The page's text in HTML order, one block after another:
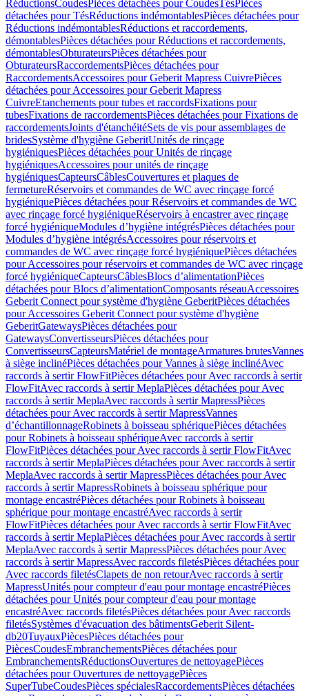
RéductionsCoudesPièces détachées pour CoudesTésPièces
détachées pour TésRéductions indémontablesPièces détachées pour
Réductions indémontablesRéductions et raccordements,
démontablesPièces détachées pour Réductions et raccordements,
démontablesObturateursPièces détachées pour
ObturateursRaccordementsPièces détachées pour
RaccordementsAccessoires pour Geberit Mapress CuivrePièces
détachées pour Accessoires pour Geberit Mapress
CuivreEtanchements pour tubes et raccordsFixations pour
tubesFixations de raccordementsPièces détachées pour Fixations de
raccordementsJoints d'étanchéitéSets de vis pour assemblages de
bridesSystème d'hygiène GeberitUnités de rinçage
hygiéniquesPièces détachées pour Unités de rinçage
hygiéniquesAccessoires pour unités de rinçage
hygiéniquesCapteursCâblesCouvertures et plaques de
fermetureRéservoirs et commandes de WC avec rinçage forcé
hygiéniquePièces détachées pour Réservoirs et commandes de WC
avec rinçage forcé hygiéniqueRéservoirs à encastrer avec rinçage
forcé hygiéniqueModules d’hygiène intégrésPièces détachées pour
Modules d’hygiène intégrésAccessoires pour réservoirs et
commandes de WC avec rinçage forcé hygiéniquePièces détachées
pour Accessoires pour réservoirs et commandes de WC avec rinçage
forcé hygiéniqueCapteursCâblesBlocs d’alimentationPièces
détachées pour Blocs d’alimentationComposants réseauAccessoires
Geberit Connect pour système d'hygiène GeberitPièces détachées
pour Accessoires Geberit Connect pour système d'hygiène
GeberitGatewaysPièces détachées pour
GatewaysConvertisseursPièces détachées pour
ConvertisseursCapteursMatériel de montageArmatures brutesVannes
à siège inclinéPièces détachées pour Vannes à siège inclinéAvec
raccords à sertir FlowFitPièces détachées pour Avec raccords à sertir
FlowFitAvec raccords à sertir MeplaPièces détachées pour Avec
raccords à sertir MeplaAvec raccords à sertir MapressPièces
détachées pour Avec raccords à sertir MapressVannes
d’échantillonnageRobinets à boisseau sphériquePièces détachées
pour Robinets à boisseau sphériqueAvec raccords à sertir
FlowFitPièces détachées pour Avec raccords à sertir FlowFitAvec
raccords à sertir MeplaPièces détachées pour Avec raccords à sertir
MeplaAvec raccords à sertir MapressPièces détachées pour Avec
raccords à sertir MapressRobinets à boisseau sphérique pour
montage encastréPièces détachées pour Robinets à boisseau
sphérique pour montage encastréAvec raccords à sertir
FlowFitPièces détachées pour Avec raccords à sertir FlowFitAvec
raccords à sertir MeplaPièces détachées pour Avec raccords à sertir
MeplaAvec raccords à sertir MapressPièces détachées pour Avec
raccords à sertir MapressAvec raccords filetésPièces détachées pour
Avec raccords filetésClapets de non retourAvec raccords à sertir
MapressUnités pour compteur d'eau pour montage encastréPièces
détachées pour Unités pour compteur d'eau pour montage
encastréAvec raccords filetésPièces détachées pour Avec raccords
filetésSystèmes d'évacuation des bâtimentsGeberit Silent-
db20TuyauxPiècesPièces détachées pour
PiècesCoudesEmbranchementsPièces détachées pour
EmbranchementsRéductionsOuvertures de nettoyagePièces
détachées pour Ouvertures de nettoyagePièces
SuperTubeCoudesPièces spécialesRaccordementsPièces détachées